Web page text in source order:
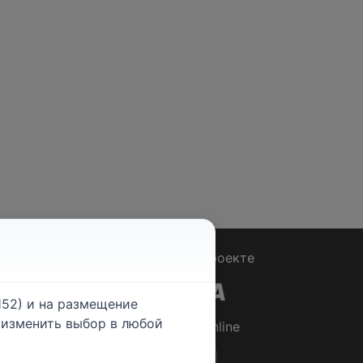
О проекте
© 2026Rabotniki.online
и на размещение
выбор в любой